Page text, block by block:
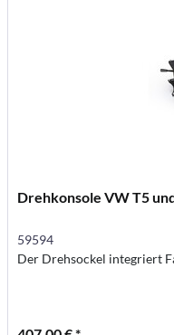
Drehkonsole VW T5
59594
Der Drehsockel integriert